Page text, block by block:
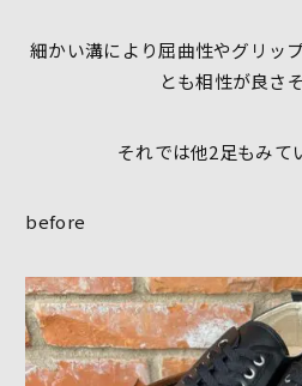
細かい溝により屈曲性やグリッ
とも相性が良さ
それでは他2足もみて
before